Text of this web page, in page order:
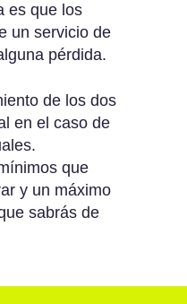
es que los
un servicio de
pérdida.
de los dos
en el caso de
que
y un máximo
sabrás de